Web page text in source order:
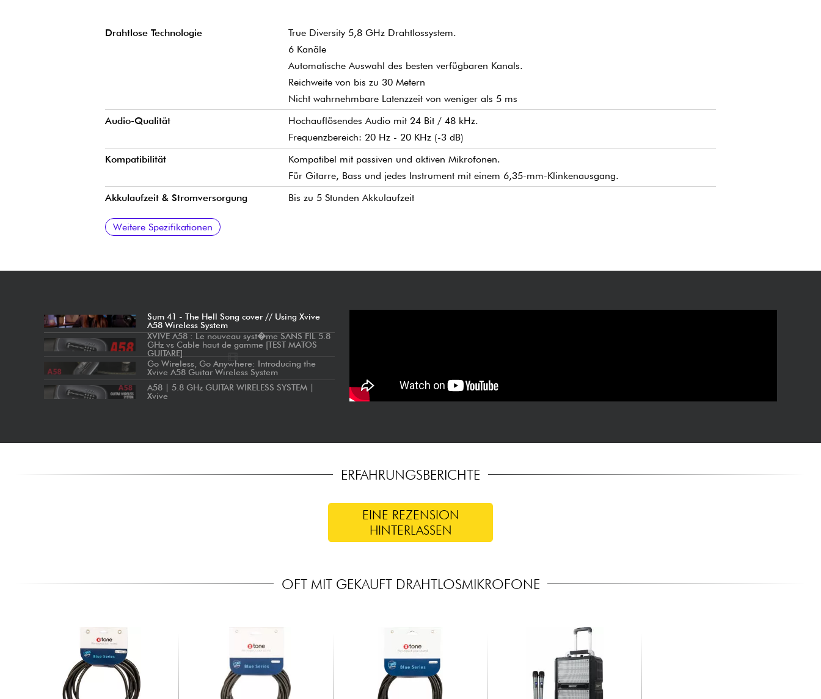
Drahtlose Technologie
True Diversity 5,8 GHz Drahtlossystem.
6 Kanäle
Automatische Auswahl des besten verfügbaren Kanals.
Reichweite von bis zu 30 Metern
Nicht wahrnehmbare Latenzzeit von weniger als 5 ms
Audio-Qualität
Hochauflösendes Audio mit 24 Bit / 48 kHz.
Frequenzbereich: 20 Hz - 20 KHz (-3 dB)
Kompatibilität
Kompatibel mit passiven und aktiven Mikrofonen.
Für Gitarre, Bass und jedes Instrument mit einem 6,35-mm-Klinkenausgang.
Akkulaufzeit & Stromversorgung
Bis zu 5 Stunden Akkulaufzeit
Zubehör im Lieferumfang enthalten
Ausführung
Weitere Spezifikationen
Sum 41 - The Hell Song cover // Using Xvive
A58 Wireless System
XVIVE A58 : Le nouveau syst�me SANS FIL 5.8
GHz vs Cable haut de gamme [TEST MATOS
GUITARE]
Go Wireless, Go Anywhere: Introducing the
Xvive A58 Guitar Wireless System
A58 | 5.8 GHz GUITAR WIRELESS SYSTEM |
Xvive
ERFAHRUNGSBERICHTE
EINE REZENSION
HINTERLASSEN
OFT MIT GEKAUFT DRAHTLOSMIKROFONE